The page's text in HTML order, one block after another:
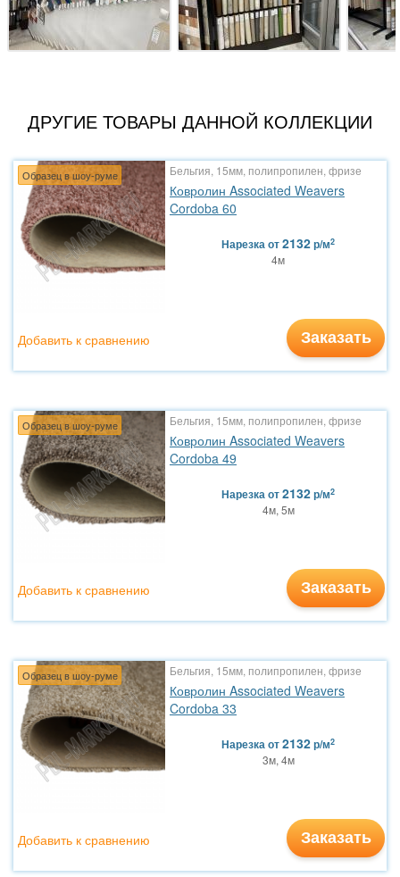
ДРУГИЕ ТОВАРЫ ДАННОЙ КОЛЛЕКЦИИ
Образец в шоу-руме Бельгия, 15мм, полипропилен, фризе
Ковролин Associated Weavers
Cordoba 60
Нарезкаот2132р/м2
4м
Заказать
Добавить к сравнению
Образец в шоу-руме Бельгия, 15мм, полипропилен, фризе
Ковролин Associated Weavers
Cordoba 49
Нарезкаот2132р/м2
4м, 5м
Заказать
Добавить к сравнению
Образец в шоу-руме Бельгия, 15мм, полипропилен, фризе
Ковролин Associated Weavers
Cordoba 33
Нарезкаот2132р/м2
3м, 4м
Заказать
Добавить к сравнению